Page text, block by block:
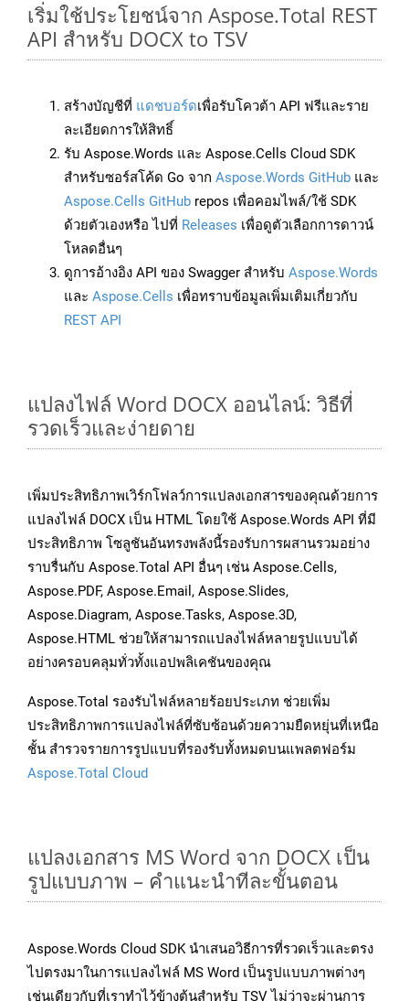
เริ่มใช้ประโยชน์จาก Aspose.Total REST
API สำหรับ DOCX to TSV
สร้างบัญชีที่ แดชบอร์ดเพื่อรับโควต้า API ฟรีและราย
ละเอียดการให้สิทธิ์
รับ Aspose.Words และ Aspose.Cells Cloud SDK
สำหรับซอร์สโค้ด Go จาก Aspose.Words GitHub และ
Aspose.Cells GitHub repos เพื่อคอมไพล์/ใช้ SDK
ด้วยตัวเองหรือ ไปที่ Releases เพื่อดูตัวเลือกการดาวน์
โหลดอื่นๆ
ดูการอ้างอิง API ของ Swagger สำหรับ Aspose.Words
และ Aspose.Cells เพื่อทราบข้อมูลเพิ่มเติมเกี่ยวกับ
REST API
แปลงไฟล์ Word DOCX ออนไลน์: วิธีที่
รวดเร็วและง่ายดาย
เพิ่มประสิทธิภาพเวิร์กโฟลว์การแปลงเอกสารของคุณด้วยการ
แปลงไฟล์ DOCX เป็น HTML โดยใช้ Aspose.Words API ที่มี
ประสิทธิภาพ โซลูชันอันทรงพลังนี้รองรับการผสานรวมอย่าง
ราบรื่นกับ Aspose.Total API อื่นๆ เช่น Aspose.Cells,
Aspose.PDF, Aspose.Email, Aspose.Slides,
Aspose.Diagram, Aspose.Tasks, Aspose.3D,
Aspose.HTML ช่วยให้สามารถแปลงไฟล์หลายรูปแบบได้
อย่างครอบคลุมทั่วทั้งแอปพลิเคชันของคุณ
Aspose.Total รองรับไฟล์หลายร้อยประเภท ช่วยเพิ่ม
ประสิทธิภาพการแปลงไฟล์ที่ซับซ้อนด้วยความยืดหยุ่นที่เหนือ
ชั้น สำรวจรายการรูปแบบที่รองรับทั้งหมดบนแพลตฟอร์ม
Aspose.Total Cloud
แปลงเอกสาร MS Word จาก DOCX เป็น
รูปแบบภาพ – คำแนะนำทีละขั้นตอน
Aspose.Words Cloud SDK นำเสนอวิธีการที่รวดเร็วและตรง
ไปตรงมาในการแปลงไฟล์ MS Word เป็นรูปแบบภาพต่างๆ
เช่นเดียวกับที่เราทำไว้ข้างต้นสำหรับ TSV ไม่ว่าจะผ่านการ